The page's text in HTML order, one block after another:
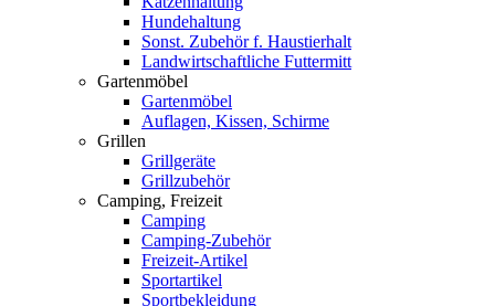
Hundehaltung
Sonst. Zubehör f. Haustierhalt
Landwirtschaftliche Futtermitt
Gartenmöbel
Gartenmöbel
Auflagen, Kissen, Schirme
Grillen
Grillgeräte
Grillzubehör
Camping, Freizeit
Camping
Camping-Zubehör
Freizeit-Artikel
Sportartikel
Sportbekleidung